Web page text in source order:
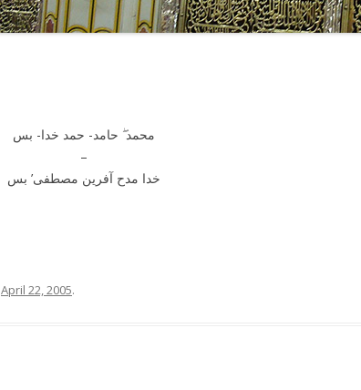
‎محمد ‏ۖ حامد- حمد خدا- بس
–
خدا مدح آفرین مصطفی’ بس
April 22, 2005.